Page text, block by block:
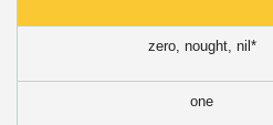
zero, nought, nil*
one